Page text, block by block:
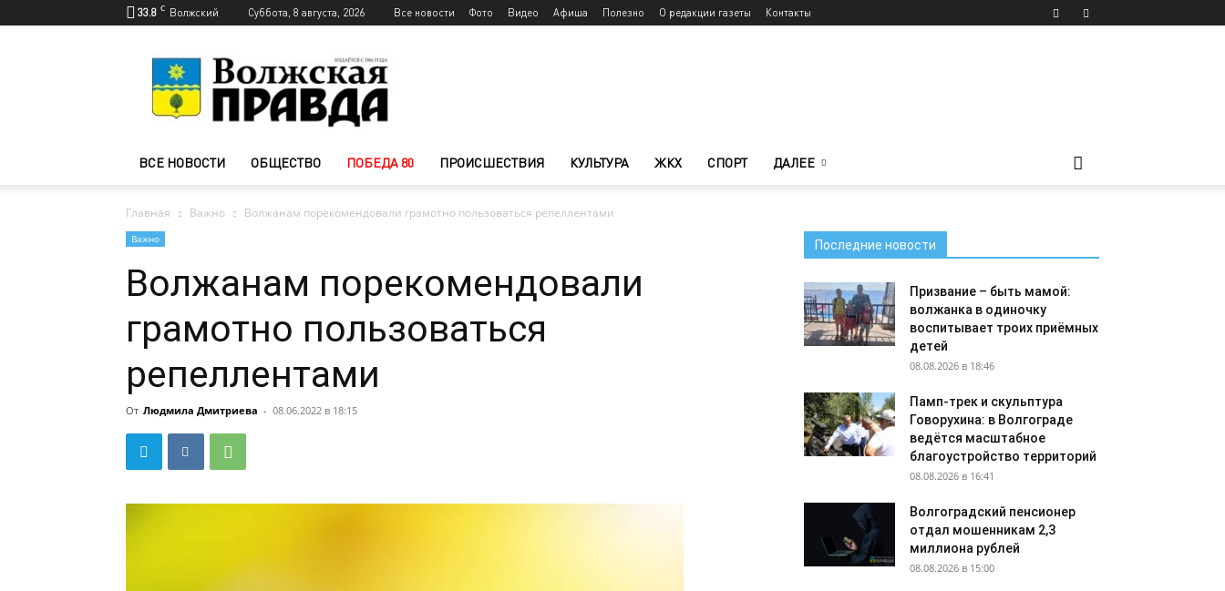
33.8 C Волжский Суббота, 8 августа, 2026 Все новости Фото Видео Афиша Полезно О редакции газеты Контакты
Волжского
—
Волжская
ВСЕ НОВОСТИ ОБЩЕСТВО ПОБЕДА 80 ПРОИСШЕСТВИЯ КУЛЬТУРА ЖКХ СПОРТ ДАЛЕЕ
Главная Важно Волжанам порекомендовали грамотно пользоваться репеллентами
Важно
Волжанам порекомендовали
грамотно пользоваться
репеллентами
От Людмила Дмитриева - 08.06.2022 в 18:15
Последние новости
Призвание – быть мамой:
волжанка в одиночку
воспитывает троих приёмных
детей
08.08.2026 в 18:46
Памп-трек и скульптура
Говорухина: в Волгограде
ведётся масштабное
благоустройство территорий
08.08.2026 в 16:41
Волгоградский пенсионер
отдал мошенникам 2,3
миллиона рублей
08.08.2026 в 15:00